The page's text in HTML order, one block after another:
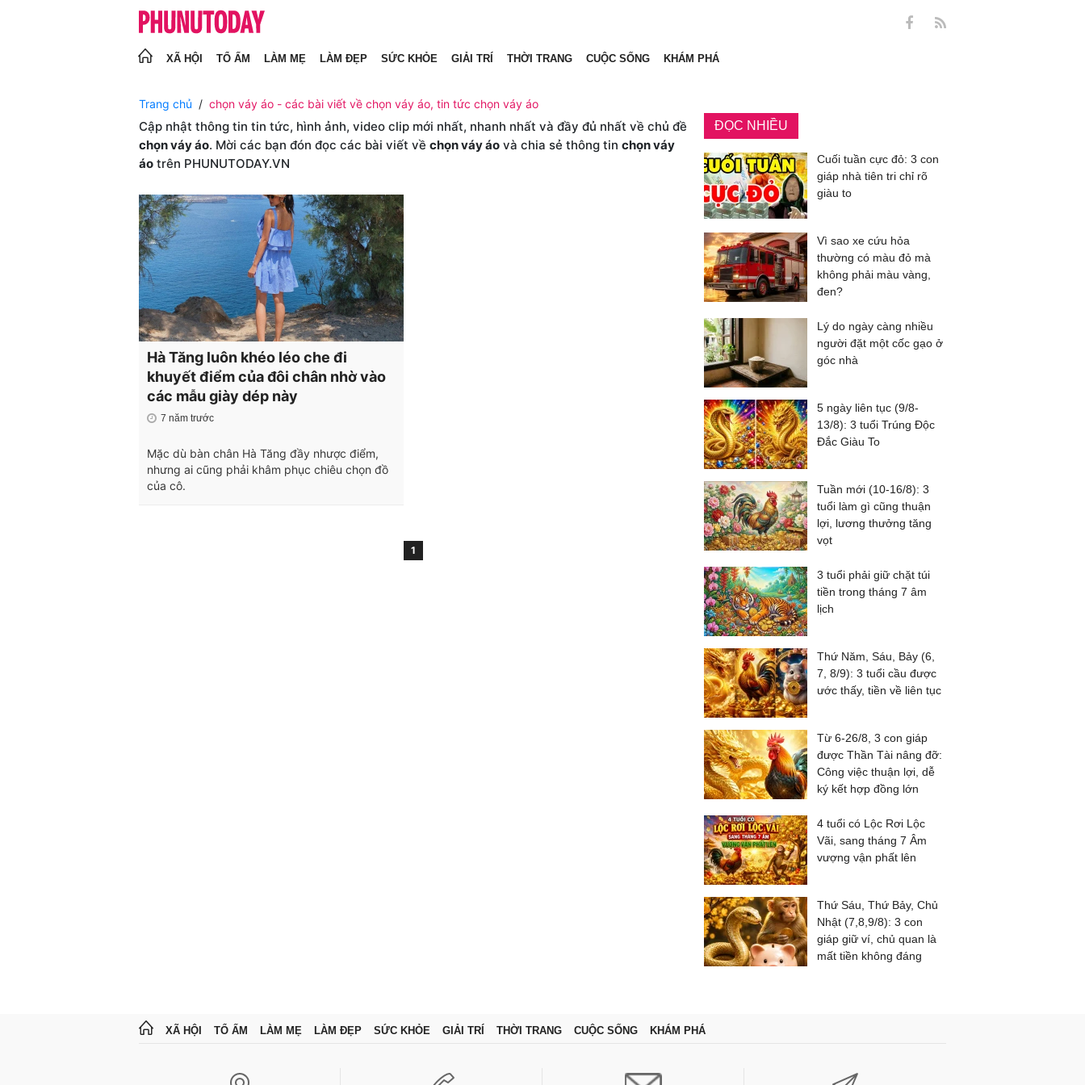
XÃ HỘI TỔ ẤM LÀM MẸ LÀM ĐẸP SỨC KHỎE GIẢI TRÍ THỜI TRANG CUỘC SỐNG KHÁM PHÁ
Trang chủ chọn váy áo - các bài viết về chọn váy áo, tin tức chọn váy áo
Cập nhật thông tin tin tức, hình ảnh, video clip mới nhất, nhanh nhất và đầy đủ nhất về chủ đề
chọn váy áo. Mời các bạn đón đọc các bài viết về chọn váy áo và chia sẻ thông tin chọn váy
áo trên PHUNUTODAY.VN
Hà Tăng luôn khéo léo che đi
khuyết điểm của đôi chân nhờ vào
các mẫu giày dép này
7 năm trước
Mặc dù bàn chân Hà Tăng đầy nhược điểm,
nhưng ai cũng phải khâm phục chiêu chọn đồ
của cô.
1
ĐỌC NHIỀU
Cuối tuần cực đỏ: 3 con
giáp nhà tiên tri chỉ rõ
giàu to
Vì sao xe cứu hỏa
thường có màu đỏ mà
không phải màu vàng,
đen?
Lý do ngày càng nhiều
người đặt một cốc gạo ở
góc nhà
5 ngày liên tục (9/8-
13/8): 3 tuổi Trúng Độc
Đắc Giàu To
Tuần mới (10-16/8): 3
tuổi làm gì cũng thuận
lợi, lương thưởng tăng
vọt
3 tuổi phải giữ chặt túi
tiền trong tháng 7 âm
lịch
Thứ Năm, Sáu, Bảy (6,
7, 8/9): 3 tuổi cầu được
ước thấy, tiền về liên tục
Từ 6-26/8, 3 con giáp
được Thần Tài nâng đỡ:
Công việc thuận lợi, dễ
ký kết hợp đồng lớn
4 tuổi có Lộc Rơi Lộc
Vãi, sang tháng 7 Âm
vượng vận phất lên
Thứ Sáu, Thứ Bảy, Chủ
Nhật (7,8,9/8): 3 con
giáp giữ ví, chủ quan là
mất tiền không đáng
XÃ HỘI TỔ ẤM LÀM MẸ LÀM ĐẸP SỨC KHỎE GIẢI TRÍ THỜI TRANG CUỘC SỐNG KHÁM PHÁ